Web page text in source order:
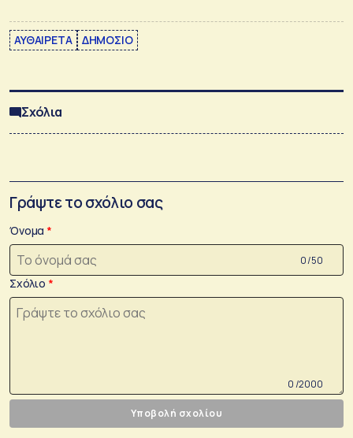
ΑΥΘΑΙΡΕΤΑ ΔΗΜΟΣΙΟ
Σχόλια
Γράψτε το σχόλιο σας
Όνομα
0 /50
Σχόλιο
0 /2000
Υποβολή σχολίου